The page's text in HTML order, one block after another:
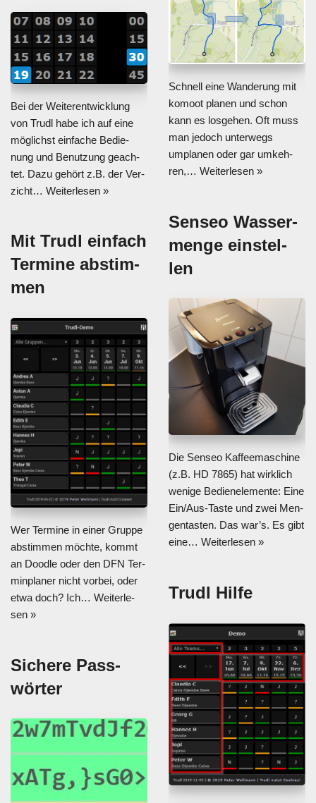
Schnell eine Wan­de­rung mit
komoot pla­nen und schon
kann es los­ge­hen. Oft muss
man jedoch unter­wegs
umpla­nen oder gar umkeh­
ren,… Wei­ter­le­sen »
Bei der Wei­ter­ent­wick­lung
von Trudl habe ich auf eine
mög­lichst ein­fa­che Bedie­
nung und Benut­zung geach­
tet. Dazu gehört z.B. der Ver­
zicht… Wei­ter­le­sen »
Sen­seo Was­ser­
men­ge ein­stel­
len
Die Sen­seo Kaf­fee­ma­schi­ne
(z.B. HD 7865) hat wirk­lich
weni­ge Bedien­ele­men­te: Eine
Ein/Aus-Tas­­te und zwei Men­
gen­tas­ten. Das war’s. Es gibt
eine… Wei­ter­le­sen »
Mit Trudl ein­fach
Ter­mi­ne abstim­
men
Wer Ter­mi­ne in einer Grup­pe
abstim­men möch­te, kommt
an Dood­le oder den DFN Ter­
min­pla­ner nicht vor­bei, oder
etwa doch? Ich… Wei­ter­le­
sen »
Trudl Hil­fe
Siche­re Pass­
wör­ter